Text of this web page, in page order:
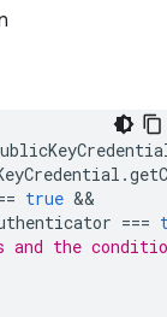
.
true
===
and the